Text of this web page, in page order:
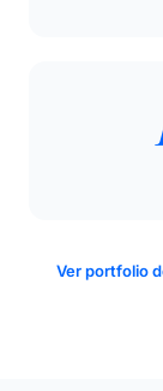
Ver portfolio